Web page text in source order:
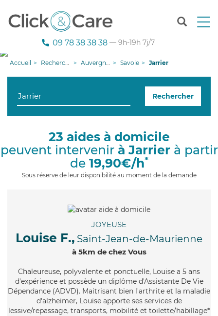
T
n
g
i
09 78 38 38 38 — 9h-19h 7j/7
Accueil Recherche aide à domicile Auvergne-Rhône-Alpes Savoie Jarrier
Rechercher
23 aides à domicile
peuvent intervenir à Jarrierà partir
de 19,90€/h*
Sous réserve de leur disponibilité au moment de la demande
JOYEUSE
Louise F., Saint-Jean-de-Maurienne
à 5km de chez Vous
Chaleureuse, polyvalente et ponctuelle, Louise a 5 ans
d'expérience et possède un diplôme d'Assistante De Vie
Dépendance (ADVD). Maitrisant bien l'arthrite et la maladie
d'alzheimer, Louise apporte ses services de
lessive/repassage, transports, mobilité et toilette/habillage*